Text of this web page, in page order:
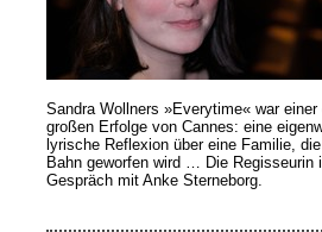
Sandra Wollners »Everytime« war einer
großen Erfolge von Cannes: eine
lyrische Reflexion über eine ­Familie,
Bahn geworfen wird … Die Regisseurin
Gespräch mit Anke Sterneborg.